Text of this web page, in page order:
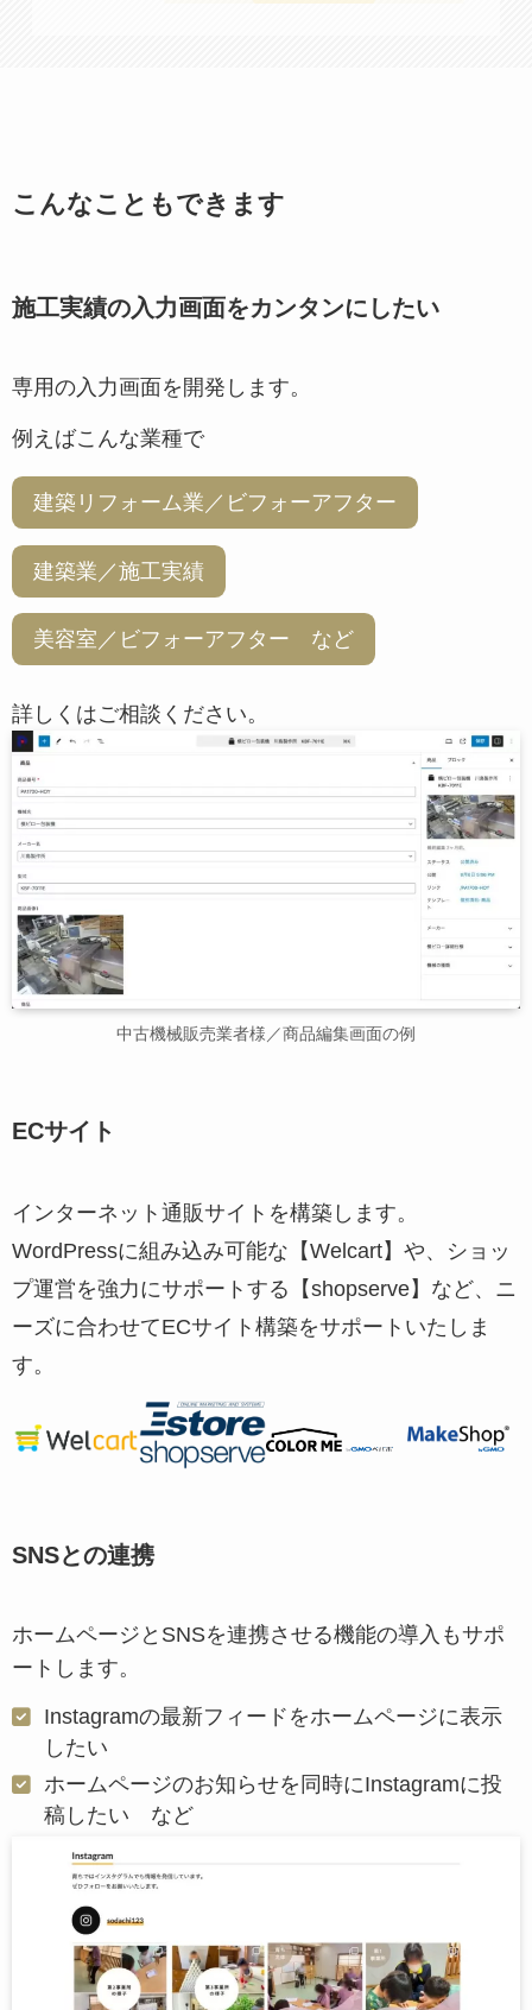
こんなこともできます
施工実績の入力画面をカンタンにしたい
専用の入力画面を開発します。
例えばこんな業種で
建築リフォーム業／ビフォーアフター
建築業／施工実績
美容室／ビフォーアフター など
詳しくはご相談ください。
中古機械販売業者様／商品編集画面の例
ECサイト
インターネット通販サイトを構築します。
WordPressに組み込み可能な【Welcart】や、ショッ
プ運営を強力にサポートする【shopserve】など、ニ
ーズに合わせてECサイト構築をサポートいたしま
す。
SNSとの連携
ホームページとSNSを連携させる機能の導入もサポ
ートします。
Instagramの最新フィードをホームページに表示
したい
ホームページのお知らせを同時にInstagramに投
稿したい など